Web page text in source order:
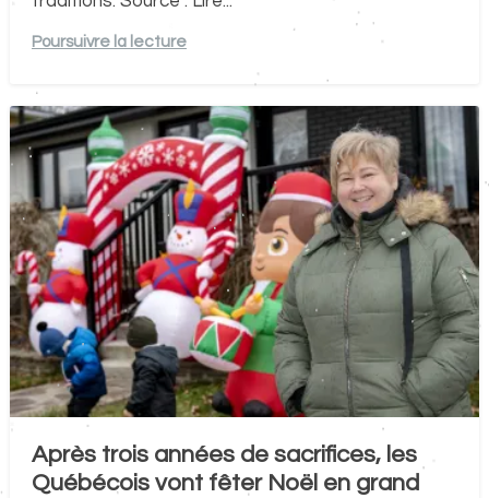
Poursuivre la lecture
Après trois années de sacrifices, les
Québécois vont fêter Noël en grand